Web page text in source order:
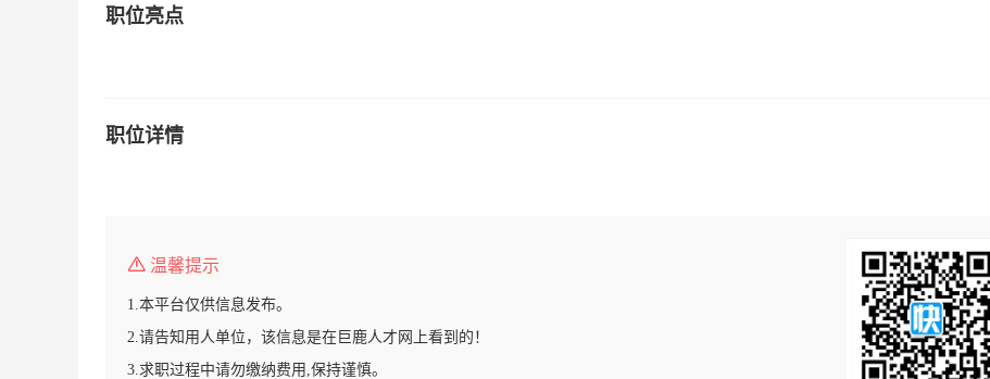
职位亮点
职位详情
温馨提示
1.本平台仅供信息发布。
2.请告知用人单位，该信息是在巨鹿人才网上看到的！
3.求职过程中请勿缴纳费用,保持谨慎。